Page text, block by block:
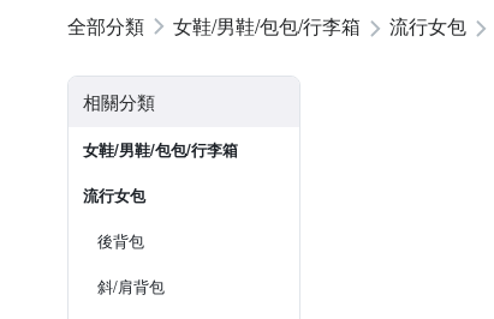
女鞋/男鞋/包包/行李箱 流行女包
相關分類
女鞋/男鞋/包包/行李箱
流行女包
後背包
斜/肩背包